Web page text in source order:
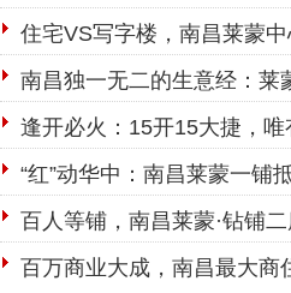
住宅VS写字楼，南昌莱蒙
南昌独一无二的生意经：莱
逢开必火：15开15大捷，唯
“红”动华中：南昌莱蒙一铺
百人等铺，南昌莱蒙·钻铺
百万商业大成，南昌最大商